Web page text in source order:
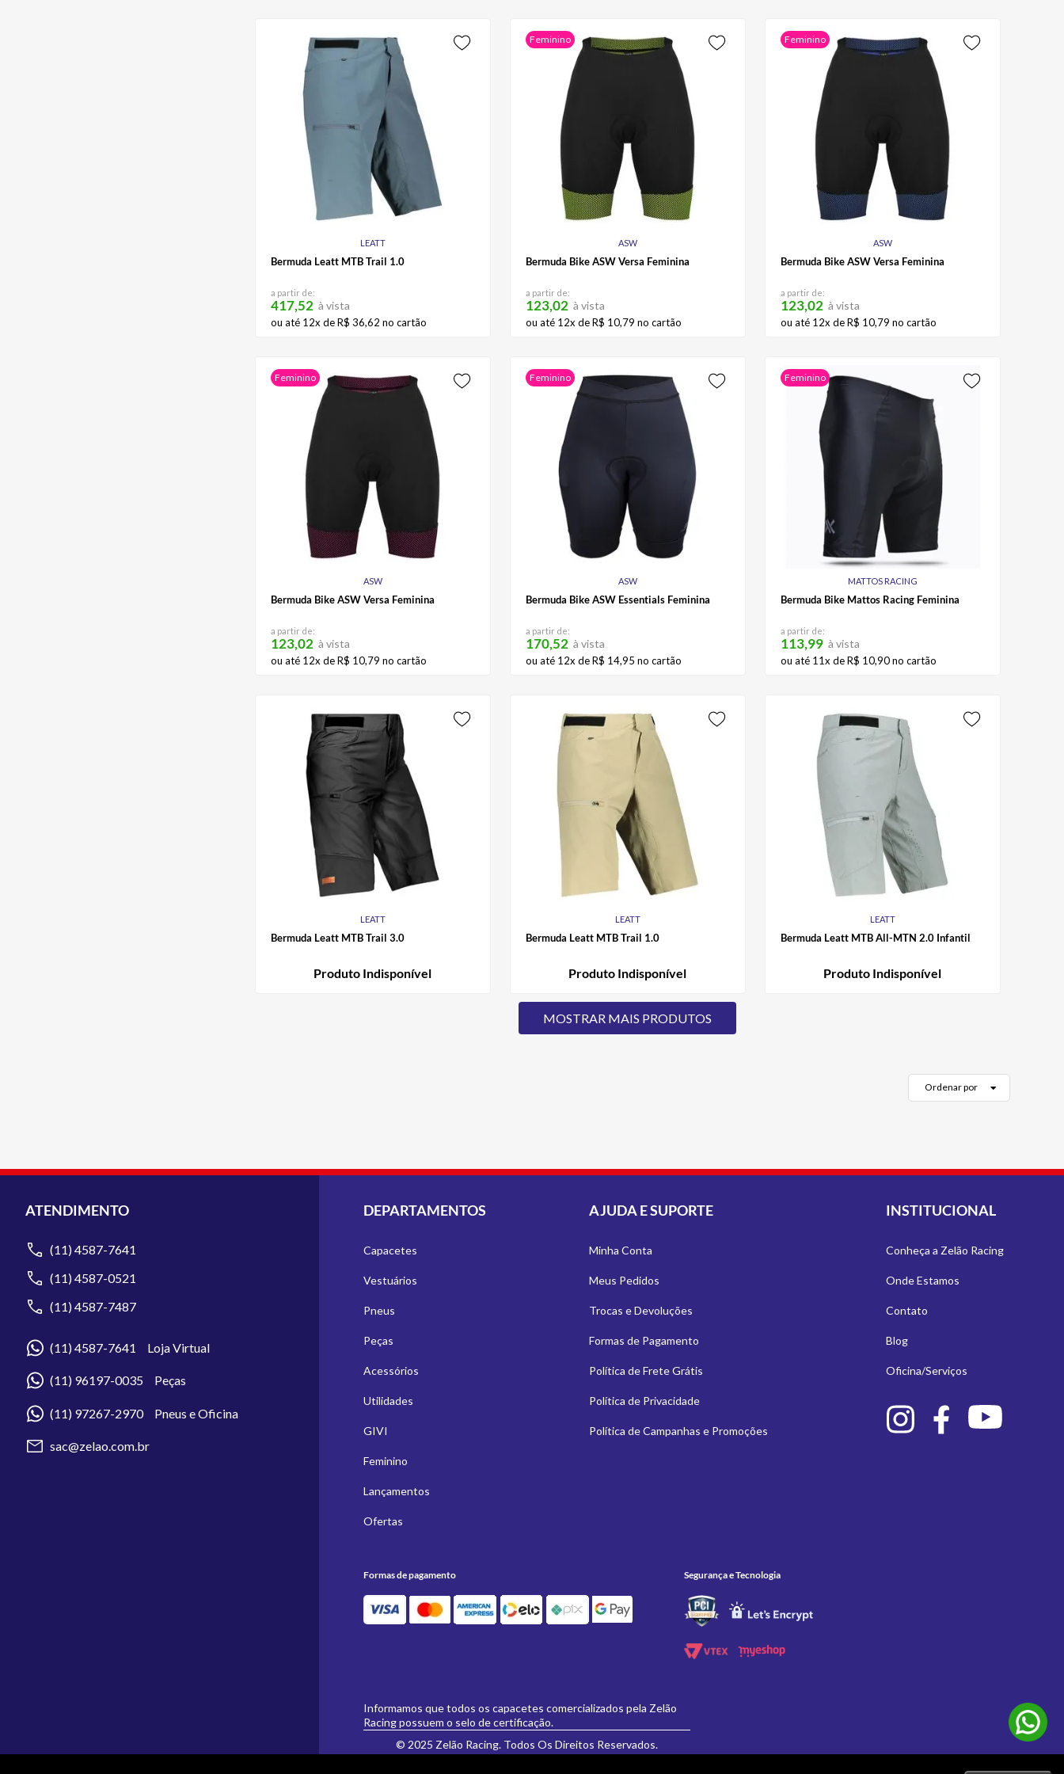
LEATT
Bermuda Leatt MTB Trail 1.0
a partir de:
417,52 à vista
ou até 12x deR$ 36,62 no cartão
Feminino
ASW
Bermuda Bike ASW Versa Feminina
a partir de:
123,02 à vista
ou até 12x deR$ 10,79 no cartão
Feminino
ASW
Bermuda Bike ASW Versa Feminina
a partir de:
123,02 à vista
ou até 12x deR$ 10,79 no cartão
Feminino
ASW
Bermuda Bike ASW Versa Feminina
a partir de:
123,02 à vista
ou até 12x deR$ 10,79 no cartão
Feminino
ASW
Bermuda Bike ASW Essentials Feminina
a partir de:
170,52 à vista
ou até 12x deR$ 14,95 no cartão
Feminino
MATTOS RACING
Bermuda Bike Mattos Racing Feminina
a partir de:
113,99 à vista
ou até 11x deR$ 10,90no cartão
LEATT
Bermuda Leatt MTB Trail 3.0
Produto Indisponível
LEATT
Bermuda Leatt MTB Trail 1.0
Produto Indisponível
LEATT
Bermuda Leatt MTB All-MTN 2.0 Infantil
Produto Indisponível
Ordenar por
ATENDIMENTO
(11) 4587-7641
(11) 4587-0521
(11) 4587-7487
(11) 4587-7641 Loja Virtual
(11) 96197-0035 Peças
(11) 97267-2970 Pneus e Oficina
sac@zelao.com.br
DEPARTAMENTOS
Capacetes
Vestuários
Pneus
Peças
Acessórios
Utilidades
GIVI
Feminino
Lançamentos
Ofertas
AJUDA E SUPORTE
Minha Conta
Meus Pedidos
Trocas e Devoluções
Formas de Pagamento
Política de Frete Grátis
Política de Privacidade
Política de Campanhas e Promoções
INSTITUCIONAL
Conheça a Zelão Racing
Onde Estamos
Contato
Blog
Oficina/Serviços
Formas de pagamento Segurança e Tecnologia
Informamos que todos os capacetes comercializados pela Zelão
Racing possuem o selo de certificação.
© 2025 Zelão Racing. Todos Os Direitos Reservados.